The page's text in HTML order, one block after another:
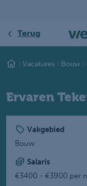
Terug
Vacatures Bouw
Ervaren
Vakgebied
Bouw
Salaris
€3400 - €3900 per